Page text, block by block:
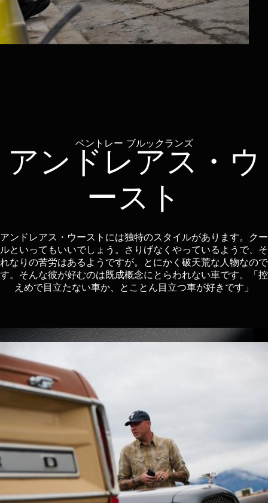
ベントレー ブルックランズ
アンドレアス・ウ
ースト
アンドレアス・ウーストには独特のスタイルがあります。クー
ルといってもいいでしょう。さりげなくやっているようで、そ
れなりの苦労はあるようですが。とにかく破天荒な人物なので
す。そんな彼が好むのは既成概念にとらわれない車です。「控
えめで目立たない車か、とことん目立つ車が好きです」